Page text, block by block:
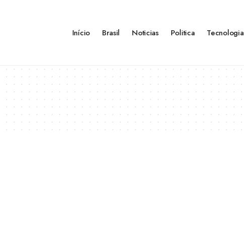
Início Brasil Noticias Politica Tecnologia